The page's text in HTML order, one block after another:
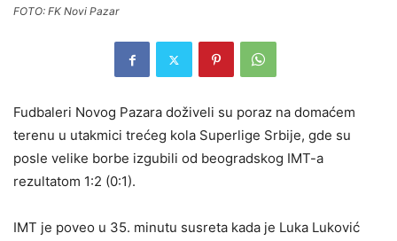
FOTO: FK Novi Pazar
Fudbaleri Novog Pazara doživeli su poraz na domaćem
terenu u utakmici trećeg kola Superlige Srbije, gde su
posle velike borbe izgubili od beogradskog IMT-a
rezultatom 1:2 (0:1).
IMT je poveo u 35. minutu susreta kada je Luka Luković